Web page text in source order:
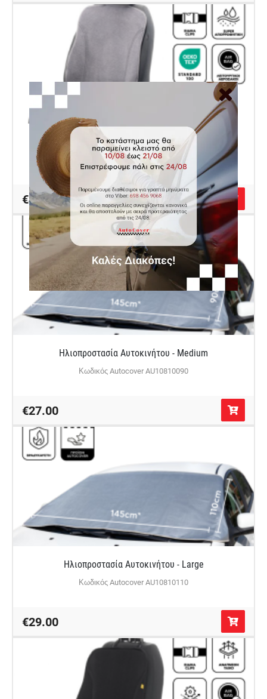
Global Κάλυμμα - Γκρι Πετσέτα
Κωδικός Autocover AU17161000
€42.00
Ηλιοπροστασία Αυτοκινήτου - Medium
Κωδικός Autocover AU10810090
€27.00
Ηλιοπροστασία Αυτοκινήτου - Large
Κωδικός Autocover AU10810110
€29.00